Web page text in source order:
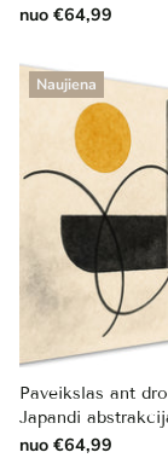
nuo €64,99
Naujiena
Paveikslas ant
Japandi
nuo €64,99